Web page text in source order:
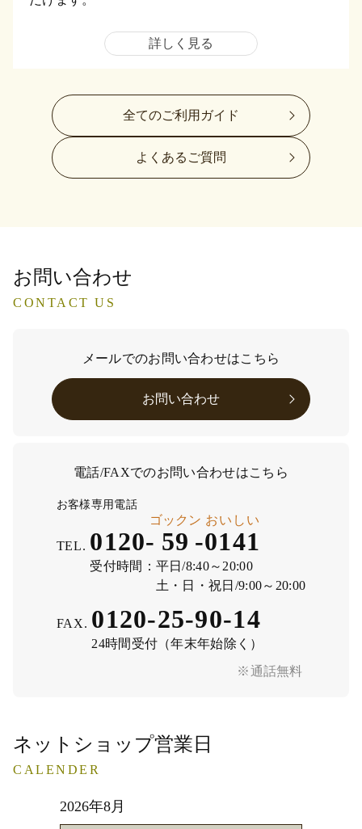
詳しく見る
全てのご利用ガイド
よくあるご質問
お問い合わせ
CONTACT US
メールでのお問い合わせはこちら
お問い合わせ
電話/FAXでのお問い合わせはこちら
※通話無料
お客様専用電話
TEL. 0120- 59
ゴックン
-0141
おいしい
受付時間： 平日/8:40～20:00
土・日・祝日/9:00～20:00
FAX. 0120-25-90-14
24時間受付（年末年始除く）
ネットショップ営業日
CALENDER
2026年8月